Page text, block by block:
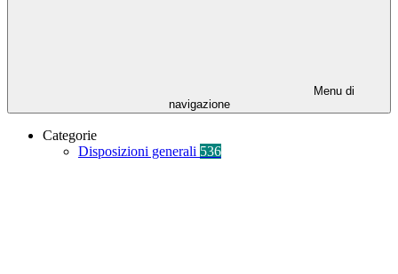
Menu di
navigazione
Categorie
Disposizioni generali 536